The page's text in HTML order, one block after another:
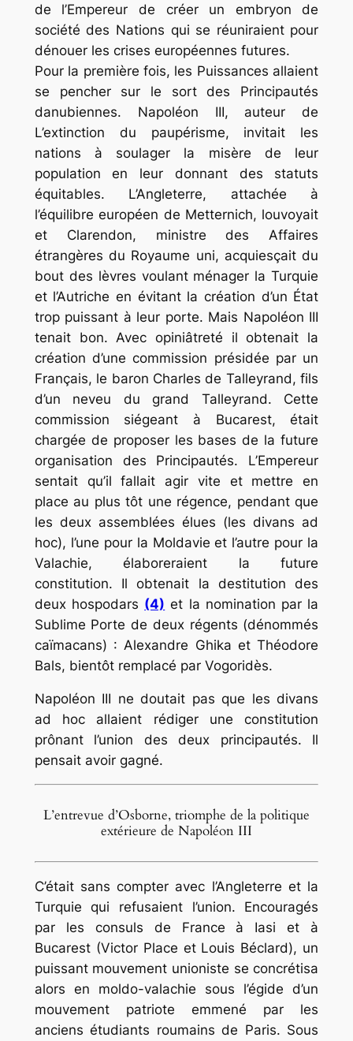
de l’Empereur de créer un embryon de
société des Nations qui se réuniraient pour
dénouer les crises européennes futures.
Pour la première fois, les Puissances allaient
se pencher sur le sort des Principautés
danubiennes. Napoléon III, auteur de
L’extinction du paupérisme, invitait les
nations à soulager la misère de leur
population en leur donnant des statuts
équitables. L’Angleterre, attachée à
l’équilibre européen de Metternich, louvoyait
et Clarendon, ministre des Affaires
étrangères du Royaume uni, acquiesçait du
bout des lèvres voulant ménager la Turquie
et l’Autriche en évitant la création d’un État
trop puissant à leur porte. Mais Napoléon III
tenait bon. Avec opiniâtreté il obtenait la
création d’une commission présidée par un
Français, le baron Charles de Talleyrand, fils
d’un neveu du grand Talleyrand. Cette
commission siégeant à Bucarest, était
chargée de proposer les bases de la future
organisation des Principautés. L’Empereur
sentait qu’il fallait agir vite et mettre en
place au plus tôt une régence, pendant que
les deux assemblées élues (les divans ad
hoc), l’une pour la Moldavie et l’autre pour la
Valachie, élaboreraient la future
constitution. Il obtenait la destitution des
deux hospodars (4) et la nomination par la
Sublime Porte de deux régents (dénommés
caïmacans) : Alexandre Ghika et Théodore
Bals, bientôt remplacé par Vogoridès.
Napoléon III ne doutait pas que les divans
ad hoc allaient rédiger une constitution
prônant l’union des deux principautés. Il
pensait avoir gagné.
L’entrevue d’Osborne, triomphe de la politique
extérieure de Napoléon III
C’était sans compter avec l’Angleterre et la
Turquie qui refusaient l’union. Encouragés
par les consuls de France à Iasi et à
Bucarest (Victor Place et Louis Béclard), un
puissant mouvement unioniste se concrétisa
alors en moldo-valachie sous l’égide d’un
mouvement patriote emmené par les
anciens étudiants roumains de Paris. Sous